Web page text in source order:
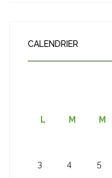
CALENDRIER
L M M
3 4 5